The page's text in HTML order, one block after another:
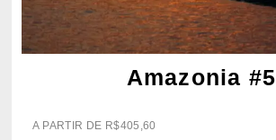
Amazonia #5
A PARTIR DE R$405,60